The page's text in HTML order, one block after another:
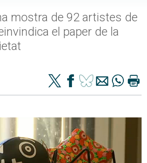
mostra de 92 artistes de
el paper de la